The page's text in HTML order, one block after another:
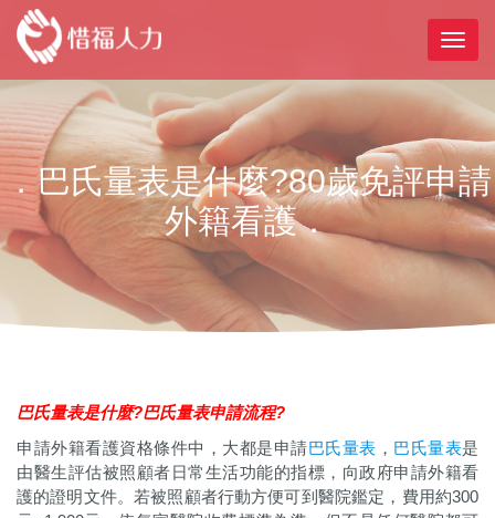
．巴氏量表是什麼?80歲免評申請
外籍看護．
巴氏量表是什麼?巴氏量表申請流程?
申請外籍看護資格條件中，大都是申請巴氏量表 ， 巴氏量表是
由醫生評估被照顧者日常生活功能的指標，向政府申請外籍看
護的證明文件。若被照顧者行動方便可到醫院鑑定，費用約300